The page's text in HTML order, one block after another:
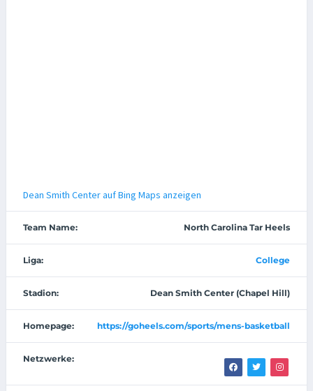
Dean Smith Center auf Bing Maps anzeigen
Team Name: North Carolina Tar Heels
Liga: College
Stadion: Dean Smith Center (Chapel Hill)
Homepage: https://goheels.com/sports/mens-basketball
Netzwerke: